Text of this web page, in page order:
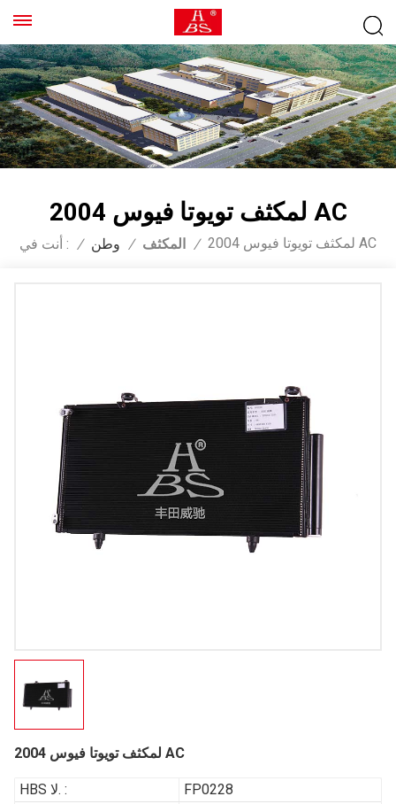
لمكثف تويوتا فيوس 2004 AC
أنت في : / وطن / المكثف / لمكثف تويوتا فيوس 2004 AC
لمكثف تويوتا فيوس 2004 AC
HBS لا. :
FP0228